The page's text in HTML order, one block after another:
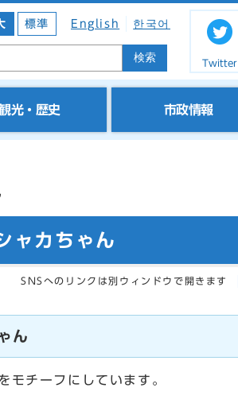
標準 English 한국어
検索 Twitter
光・歴史 市政情報
ャカちゃん
SNSへのリンクは別ウィンドウで開きます
ん
モチーフにしています。